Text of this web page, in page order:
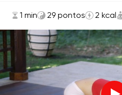
1 min 29 pontos 2 kcal